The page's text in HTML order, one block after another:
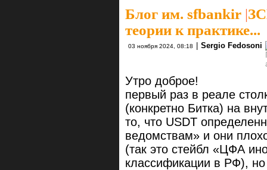
Блог им. sfbankir |
теории к практике...
03 ноября 2024, 08:18 | Sergio Fedosoni
Утро доброе!
первый раз в реале
(конкретно Битка) на
то, что USDT
ведомствам» и они
(так это стейбл «ЦФА
классификации в РФ),